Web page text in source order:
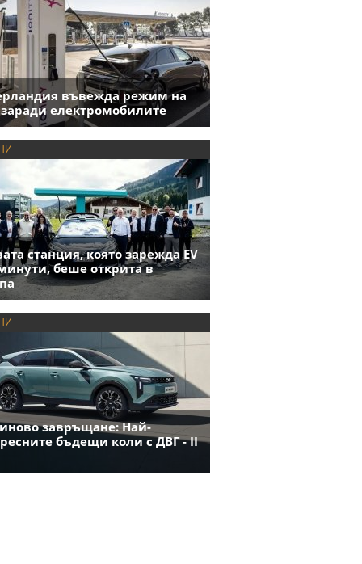
въвежда режим на
заради електромобилите
станция, която зарежда EV
беше открита в
завръщане: Най-
бъдещи коли с ДВГ - II